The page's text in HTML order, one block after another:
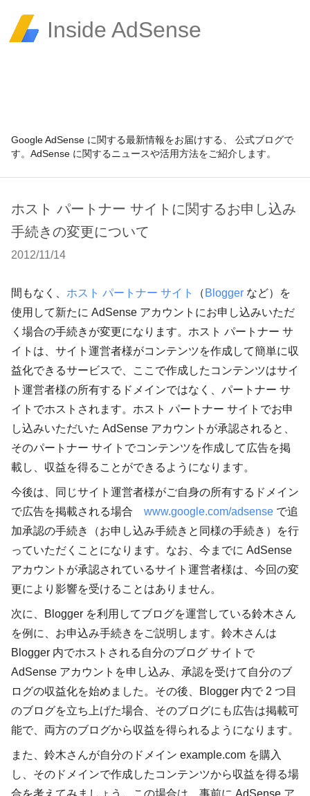
Inside AdSense
Google AdSense に関する最新情報をお届けする、 公式ブログで
す。AdSense に関するニュースや活用方法をご紹介します。
ホスト パートナー サイトに関するお申し込み
手続きの変更について
2012/11/14
間もなく、 ホスト パートナー サイト （ Blogger など）を
使用して新たに AdSense アカウントにお申し込みいただ
く場合の手続きが変更になります。ホスト パートナー サ
イトは、サイト運営者様がコンテンツを作成して簡単に収
益化できるサービスで、ここで作成したコンテンツはサイ
ト運営者様の所有するドメインではなく、パートナー サ
イトでホストされます。ホスト パートナー サイトでお申
し込みいただいた AdSense アカウントが承認されると、
そのパートナー サイトでコンテンツを作成して広告を掲
載し、収益を得ることができるようになります。
今後は、同じサイト運営者様がご自身の所有するドメイン
で広告を掲載される場合 www.google.com/adsense で追
加承認の手続き（お申し込み手続きと同様の手続き）を行
っていただくことになります。なお、今までに AdSense
アカウントが承認されているサイト運営者様は、今回の変
更により影響を受けることはありません。
次に、Blogger を利用してブログを運営している鈴木さん
を例に、お申込み手続きをご説明します。鈴木さんは
Blogger 内でホストされる自分のブログ サイトで
AdSense アカウントを申し込み、承認を受けて自分のブ
ログの収益化を始めました。その後、Blogger 内で 2 つ目
のブログを立ち上げた場合、そのブログにも広告は掲載可
能で、両方のブログから収益を得られるようになります。
また、鈴木さんが自分のドメイン example.com を購入
し、そのドメインで作成したコンテンツから収益を得る場
合を考えてみましょう。この場合は、事前に AdSense ア